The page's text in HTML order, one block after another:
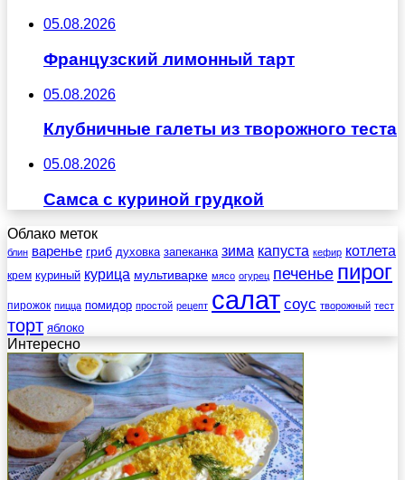
05.08.2026
Французский лимонный тарт
05.08.2026
Клубничные галеты из творожного теста
05.08.2026
Самса с куриной грудкой
Облако меток
блин варенье гриб духовка запеканка зима капуста кефир котлета
крем куриный курица мультиварке мясо огурец печенье пирог
пирожок пицца помидор простой рецепт салат соус творожный тест
торт яблоко
Интересно